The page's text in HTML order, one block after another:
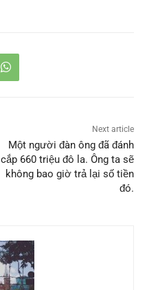
Next article
Một người đàn ông đã đánh
cắp 660 triệu đô la. Ông ta sẽ
không bao giờ trả lại số tiền
đó.